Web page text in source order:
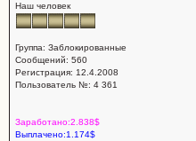
Наш человек
Группа: Заблокированные
Сообщений: 560
Регистрация: 12.4.2008
Пользователь №: 4 361
Заработано:2.838$
Выплачено:1.174$